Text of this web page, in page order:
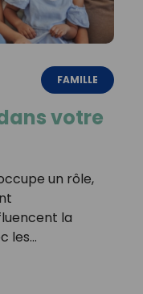
FAMILLE
votre
un rôle,
la
les…